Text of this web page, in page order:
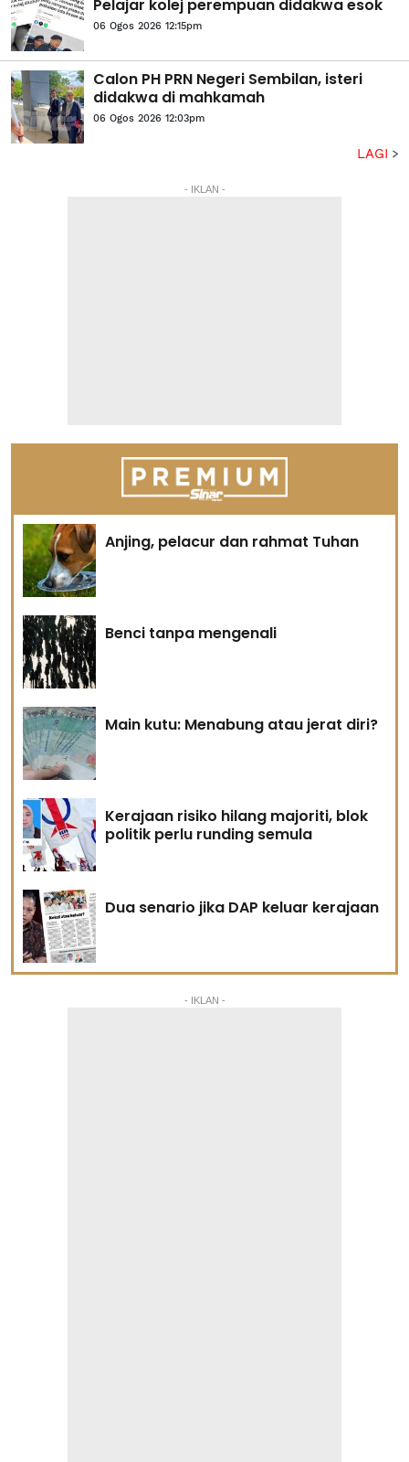
Pelajar kolej perempuan didakwa esok
06 Ogos 2026 12:15pm
Calon PH PRN Negeri Sembilan, isteri
didakwa di mahkamah
06 Ogos 2026 12:03pm
LAGI
- IKLAN -
Anjing, pelacur dan rahmat Tuhan
Benci tanpa mengenali
Main kutu: Menabung atau jerat diri?
Kerajaan risiko hilang majoriti, blok
politik perlu runding semula
Dua senario jika DAP keluar kerajaan
- IKLAN -